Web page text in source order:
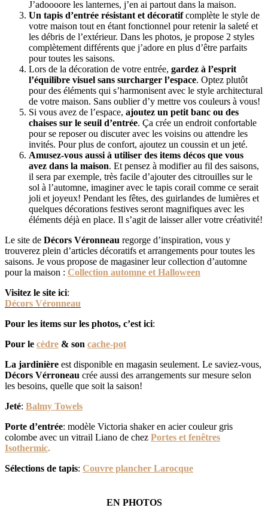
J’adoooore les lanternes, j’en ai partout dans la maison.
Un tapis d’entrée résistant et décoratifcomplète le style de
votre maison tout en étant fonctionnel pour retenir la saleté et
les débris de l’extérieur. Dans les photos, je propose 2 styles
complètement différents que j’adore en plus d’être parfaits
pour toutes les saisons.
Lors de la décoration de votre entrée, gardez à l’esprit
l’équilibre visuel sans surcharger l’espace. Optez plutôt
pour des éléments qui s’harmonisent avec le style architectural
de votre maison. Sans oublier d’y mettre vos couleurs à vous!
Si vous avez de l’espace, ajoutez un petit banc ou des
chaises sur le seuil d’entrée. Ça crée un endroit confortable
pour se reposer ou discuter avec les voisins ou attendre les
invités. Pour plus de confort, ajoutez un coussin et un jeté.
Amusez-vous aussi à utiliser des items décos que vous
avez dans la maison. Et pensez à modifier au fil des saisons,
il sera par exemple, très facile d’ajouter des citrouilles sur le
sol à l’automne, imaginer avec le tapis corail comme ce serait
joli et joyeux! Pendant les fêtes, des guirlandes de lumières et
quelques décorations festives seront magnifiques avec les
éléments déjà en place. Il s’agit de laisser aller votre créativité!
Le site de Décors Véronneau regorge d’inspiration, vous y
trouverez plein d’articles décoratifs et arrangements pour toutes les
saisons. Je vous propose de magasiner leur collection d’automne
pour la maison : Collection automne et Halloween
Visitez le site ici:
Décors Véronneau
Pour les items sur les photos, c’est ici:
Pour le cèdre & son cache-pot
La jardinière est disponible en magasin seulement. Le saviez-vous,
Décors Vérroneau crée aussi des arrangements sur mesure selon
les besoins, quelle que soit la saison!
Jeté: Balmy Towels
Porte d’entrée: modèle Victoria shaker en acier couleur gris
colombe avec un vitrail Liano de chez Portes et fenêtres
Isothermic.
Sélections de tapis: Couvre plancher Larocque
EN PHOTOS